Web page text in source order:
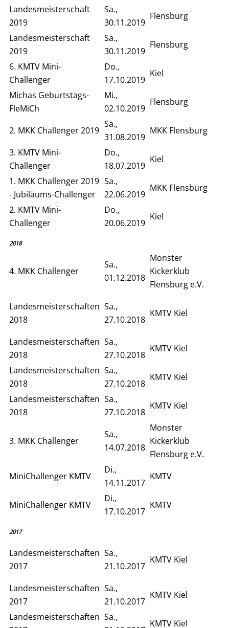
Landesmeisterschaft
2019
Sa.,
30.11.2019
Flensburg
Landesmeisterschaft
2019
Sa.,
30.11.2019
Flensburg
6. KMTV Mini-
Challenger
Do.,
17.10.2019
Kiel
Michas Geburtstags-
FleMiCh
Mi.,
02.10.2019
Flensburg
2. MKK Challenger 2019
Sa.,
31.08.2019
MKK Flensburg
3. KMTV Mini-
Challenger
Do.,
18.07.2019
Kiel
1. MKK Challenger 2019
- Jubiläums-Challenger
Sa.,
22.06.2019
MKK Flensburg
2. KMTV Mini-
Challenger
Do.,
20.06.2019
Kiel
2018
4. MKK Challenger
Sa.,
01.12.2018
Monster
Kickerklub
Flensburg e.V.
Landesmeisterschaften
2018
Sa.,
27.10.2018
KMTV Kiel
Landesmeisterschaften
2018
Sa.,
27.10.2018
KMTV Kiel
Landesmeisterschaften
2018
Sa.,
27.10.2018
KMTV Kiel
Landesmeisterschaften
2018
Sa.,
27.10.2018
KMTV Kiel
3. MKK Challenger
Sa.,
14.07.2018
Monster
Kickerklub
Flensburg e.V.
MiniChallenger KMTV
Di.,
14.11.2017
KMTV
MiniChallenger KMTV
Di.,
17.10.2017
KMTV
2017
Landesmeisterschaften
2017
Sa.,
21.10.2017
KMTV Kiel
Landesmeisterschaften
2017
Sa.,
21.10.2017
KMTV Kiel
Landesmeisterschaften Sa.,
KMTV Kiel